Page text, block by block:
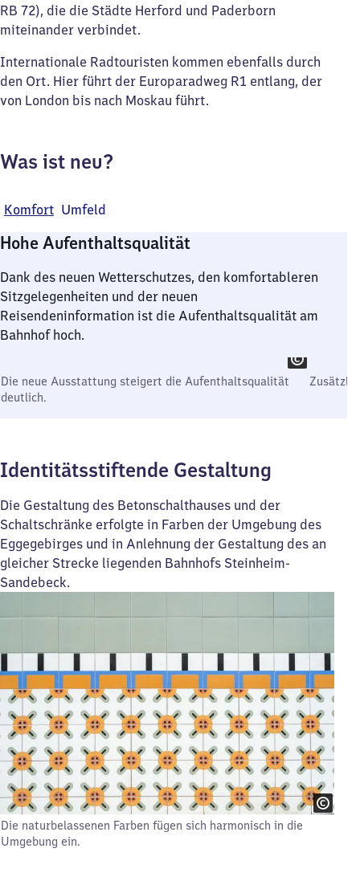
RB 72), die die Städte Herford und Paderborn
miteinander verbindet.
Internationale Radtouristen kommen ebenfalls durch
den Ort. Hier führt der Europaradweg R1 entlang, der
von London bis nach Moskau führt.
Was ist neu?
Komfort Umfeld
Hohe Aufenthaltsqualität
Dank des neuen Wetterschutzes, den komfortableren
Sitzgelegenheiten und der neuen
Reisendeninformation ist die Aufenthaltsqualität am
Bahnhof hoch.
Die neue Ausstattung steigert die Aufenthaltsqualität
deutlich.
Identitätsstiftende Gestaltung
Die Gestaltung des Betonschalthauses und der
Schaltschränke erfolgte in Farben der Umgebung des
Eggegebirges und in Anlehnung der Gestaltung des an
gleicher Strecke liegenden Bahnhofs Steinheim-
Sandebeck.
Die naturbelassenen Farben fügen sich harmonisch in die
Umgebung ein.